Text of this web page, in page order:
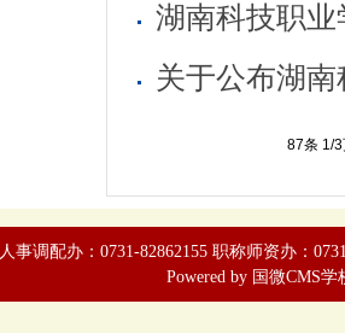
湖南科技职
87条 1/
人事调配办：0731-82862155 职称师资办：
Powered by 国微CMS学